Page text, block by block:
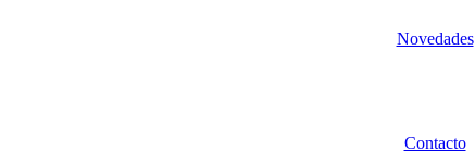
Novedades
Contacto